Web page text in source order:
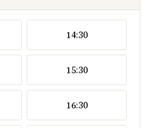
14:30
15:30
16:30